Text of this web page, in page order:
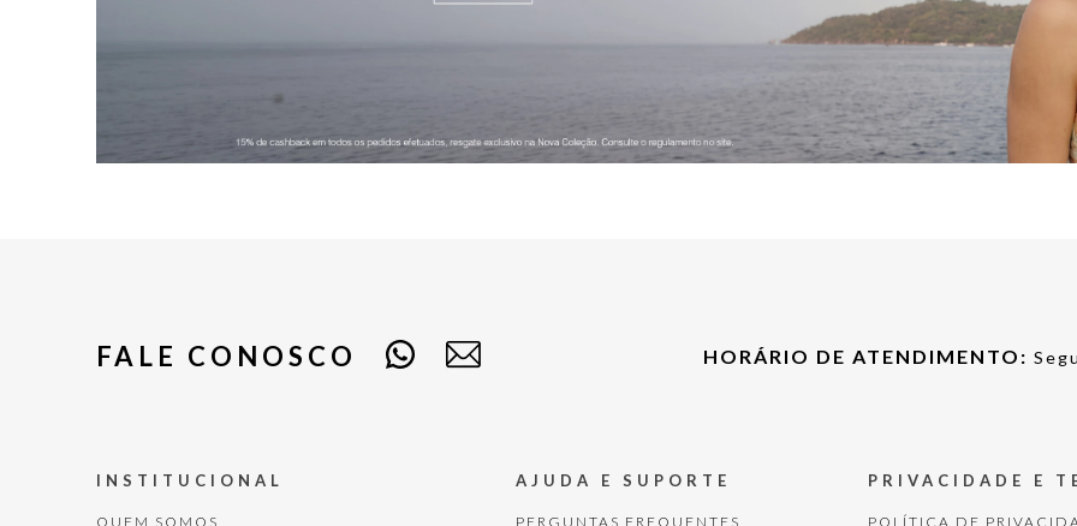
FALE CONOSCO HORÁRIO DE ATENDIMENTO:
INSTITUCIONAL
QUEM SOMOS
AJUDA E SUPORTE
PERGUNTAS FREQUENTES
PRIVACIDADE E
POLÍTICA DE